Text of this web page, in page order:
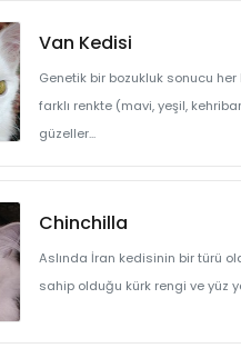
Van Kedisi
Genetik bir bozukluk sonucu her
farklı renkte (mavi, yeşil,
güzeller...
Chinchilla
Aslında İran kedisinin bir türü
sahip olduğu kürk rengi ve yüz